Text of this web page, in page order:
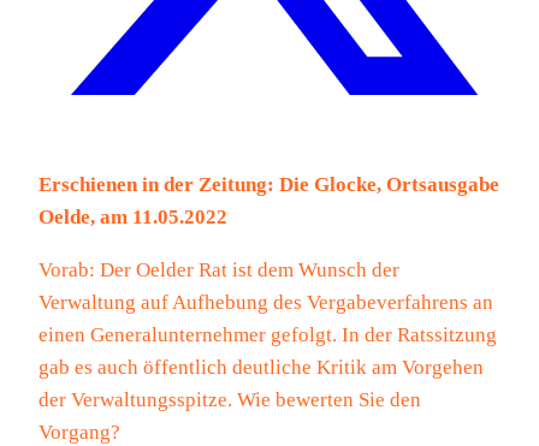
Erschienen in der Zeitung: Die Glocke, Ortsausgabe
Oelde, am 11.05.2022
Vorab: Der Oelder Rat ist dem Wunsch der
Verwaltung auf Aufhebung des Vergabeverfahrens an
einen Generalunternehmer gefolgt. In der Ratssitzung
gab es auch öffentlich deutliche Kritik am Vorgehen
der Verwaltungsspitze. Wie bewerten Sie den
Vorgang?